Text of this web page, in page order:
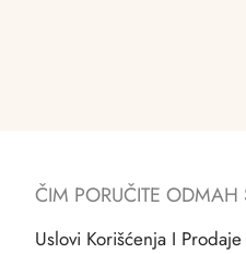
ČIM PORUČITE ODMAH
Uslovi Korišćenja I Prodaje